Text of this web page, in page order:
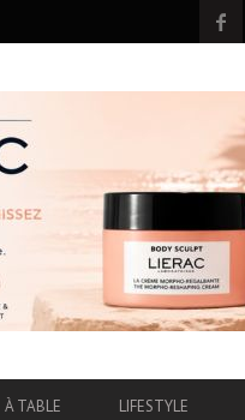
À TABLE LIFESTYLE